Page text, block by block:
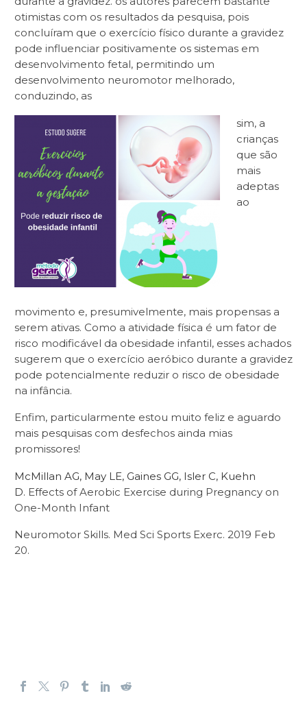
otimistas com os resultados da pesquisa, pois
concluíram que o exercício físico durante a gravidez
pode influenciar positivamente os sistemas em
desenvolvimento fetal, permitindo um
desenvolvimento neuromotor melhorado,
conduzindo, as
sim, a
crianças
que são
mais
adeptas
ao
movimento e, presumivelmente, mais propensas a
serem ativas. Como a atividade física é um fator de
risco modificável da obesidade infantil, esses achados
sugerem que o exercício aeróbico durante a gravidez
pode potencialmente reduzir o risco de obesidade
na infância.
Enfim, particularmente estou muito feliz e aguardo
mais pesquisas com desfechos ainda mias
promissores!
McMillan AG, May LE, Gaines GG, Isler C, Kuehn
D. Effects of Aerobic Exercise during Pregnancy on
One-Month Infant
Neuromotor Skills. Med Sci Sports Exerc. 2019 Feb
20.